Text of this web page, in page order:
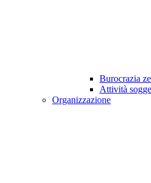
Burocrazia
Attività
Organizzazione